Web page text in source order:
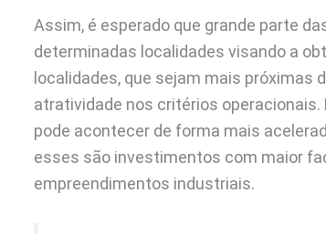
Assim, é esperado que grande parte
determinadas localidades visando a
localidades, que sejam mais próximas
atratividade nos critérios
pode acontecer de forma mais
esses são investimentos com maior
empreendimentos industriais.